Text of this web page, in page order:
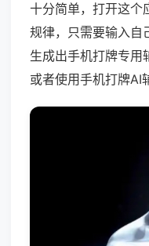
十分简单，打开这个
规律，只需要输入自
生成出手机打牌专用
或者使用手机打牌AI